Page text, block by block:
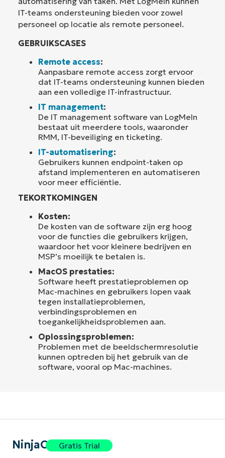
IT-teams ondersteuning bieden voor zowel
personeel op locatie als remote personeel.
GEBRUIKSCASES
Remote access:
Aanpasbare remote access zorgt ervoor
dat IT-teams ondersteuning kunnen bieden
aan een volledige IT-infrastructuur.
IT management:
De IT management software van LogMeIn
bestaat uit meerdere tools, waaronder
RMM, IT-beveiliging en ticketing.
IT-automatisering:
Gebruikers kunnen endpoint-taken op
afstand implementeren en automatiseren
voor meer efficiëntie.
TEKORTKOMINGEN
Kosten:
De kosten van de software zijn erg hoog
voor de functies die gebruikers krijgen,
waardoor het voor kleinere bedrijven en
MSP’s moeilijk te betalen is.
MacOS prestaties:
Software heeft prestatieproblemen op
Mac-machines en gebruikers lopen vaak
tegen installatieproblemen,
verbindingsproblemen en
toegankelijkheidsproblemen aan.
Oplossingsproblemen:
Problemen met de beeldschermresolutie
kunnen optreden bij het gebruik van de
software, vooral op Mac-machines.
NinjaOneGratis Trial